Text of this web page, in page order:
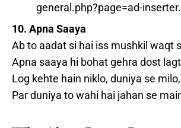
general.php?page=ad-
10. Apna Saaya
Ab to aadat si hai iss mushkil waqt
Apna saaya hi bohat gehra dost
Log kehte hain niklo, duniya se milo,
Par duniya to wahi hai jahan se